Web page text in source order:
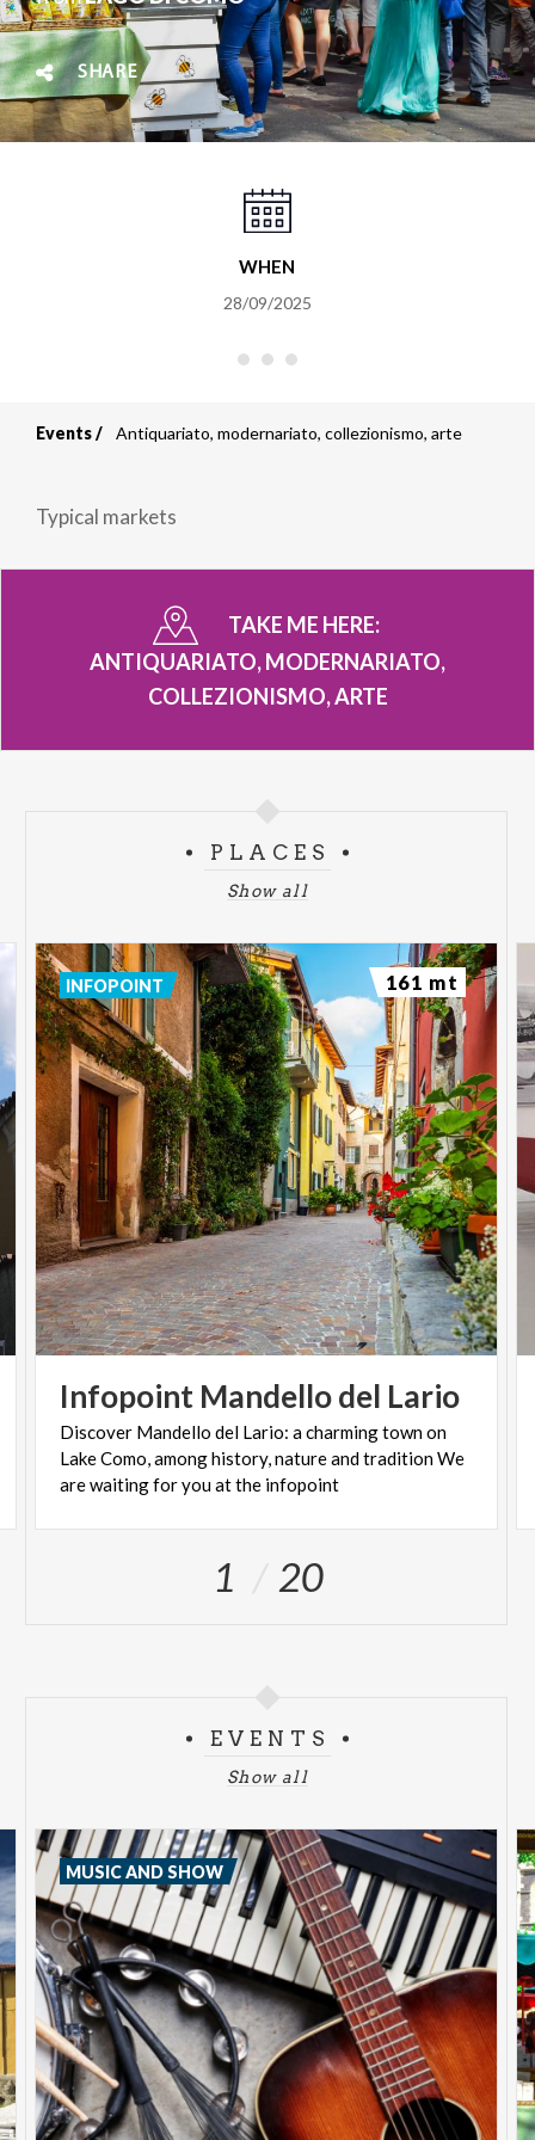
SHARE
WHEN
28/09/2025
Breadcrumb
Events Antiquariato, modernariato, collezionismo, arte
Typical markets
TAKE ME HERE:
ANTIQUARIATO, MODERNARIATO,
COLLEZIONISMO, ARTE
PLACES
Show all
Infopoint Mandellodel Lario
Discover Mandello del Lario: a charming town on
Lake Como, among history, nature and tradition We
are waiting for you at the infopoint
INFOPOINT 161 mt
1 20
EVENTS
Show all
MUSIC AND SHOW